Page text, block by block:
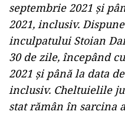
septembrie 2021 şi
2021, inclusiv.
inculpatului Stoian
30 de zile, începând
2021 şi până la data
inclusiv. Cheltuielile
stat rămân în sarcina